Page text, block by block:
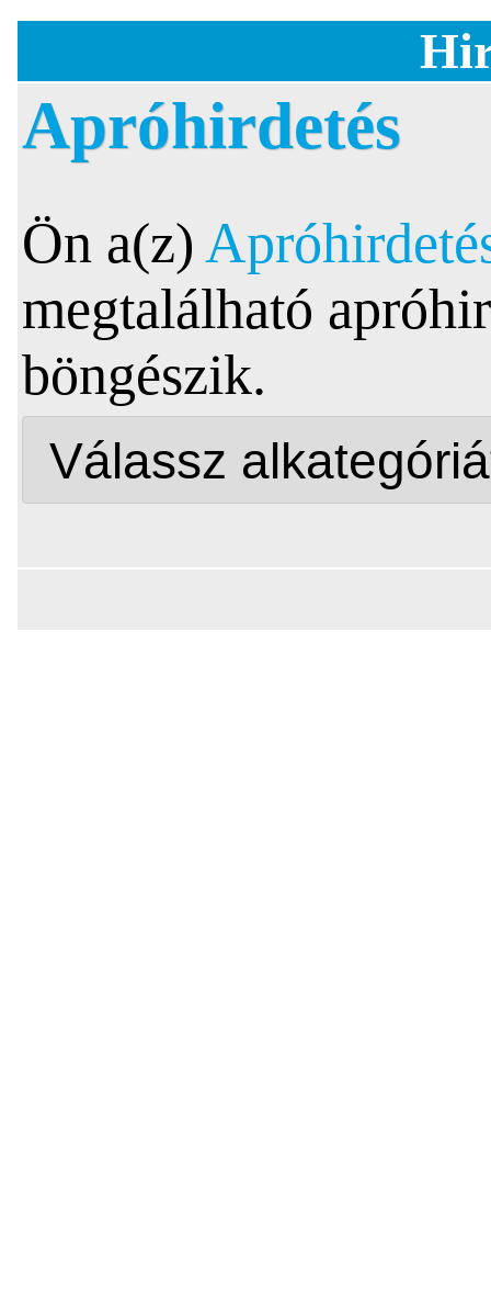
Apróhirdetés
Ön a(z)
megtalálható
böngészik.